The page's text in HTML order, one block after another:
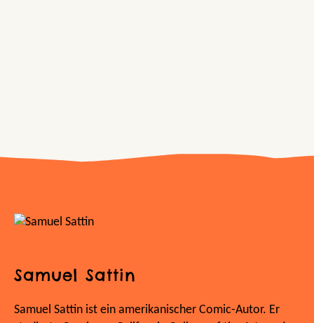
Samuel Sattin
Samuel Sattin ist ein amerikanischer Comic-Autor. Er